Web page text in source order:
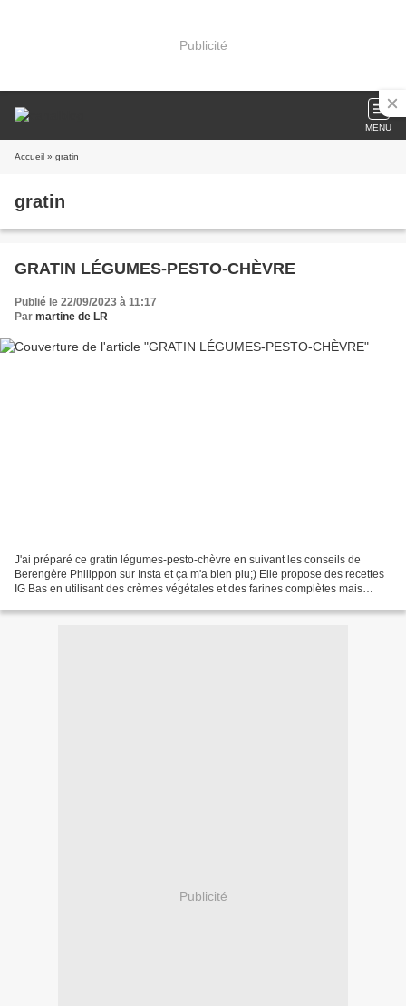
Publicité
MENU
Accueil » gratin
gratin
GRATIN LÉGUMES-PESTO-CHÈVRE
Publié le 22/09/2023 à 11:17
Par martine de LR
J'ai préparé ce gratin légumes-pesto-chèvre en suivant les conseils de
Berengère Philippon sur Insta et ça m'a bien plu;) Elle propose des recettes
IG Bas en utilisant des crèmes végétales et des farines complètes mais
Publicité